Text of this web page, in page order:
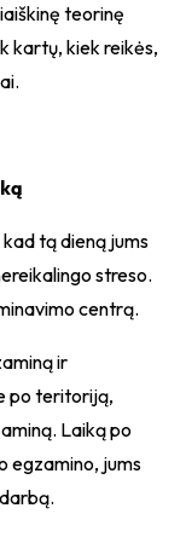
teorinę
kartų, kiek reikės,
tą dieną jums
streso.
centrą.
ir
po teritoriją,
Laiką po
egzamino, jums